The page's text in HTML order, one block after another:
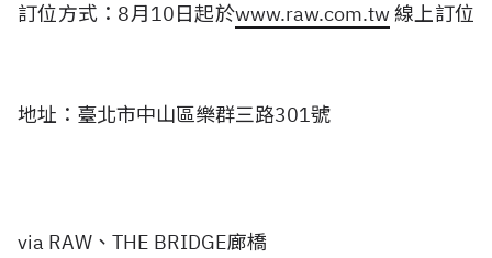
訂位方式：8月10日起於www.raw.com.tw線上訂位
地址：臺北市中山區樂群三路301號
via RAW、THE BRIDGE廊橋